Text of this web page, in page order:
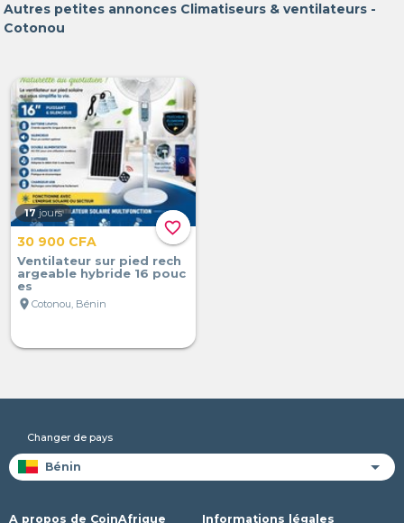
Autres petites annonces Climatiseurs & ventilateurs -
Cotonou
favorite_border
17 jours
30 900 CFA
Ventilateur sur pied rech
argeable hybride 16 pouc
es
location_on Cotonou, Bénin
Changer de pays
A propos de CoinAfrique Informations légales